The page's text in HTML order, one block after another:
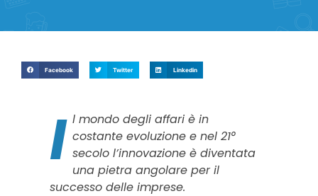
Facebook Twitter Linkedin
I l mondo degli affari è in
costante evoluzione e nel 21°
secolo l’innovazione è diventata
una pietra angolare per il
successo delle imprese.